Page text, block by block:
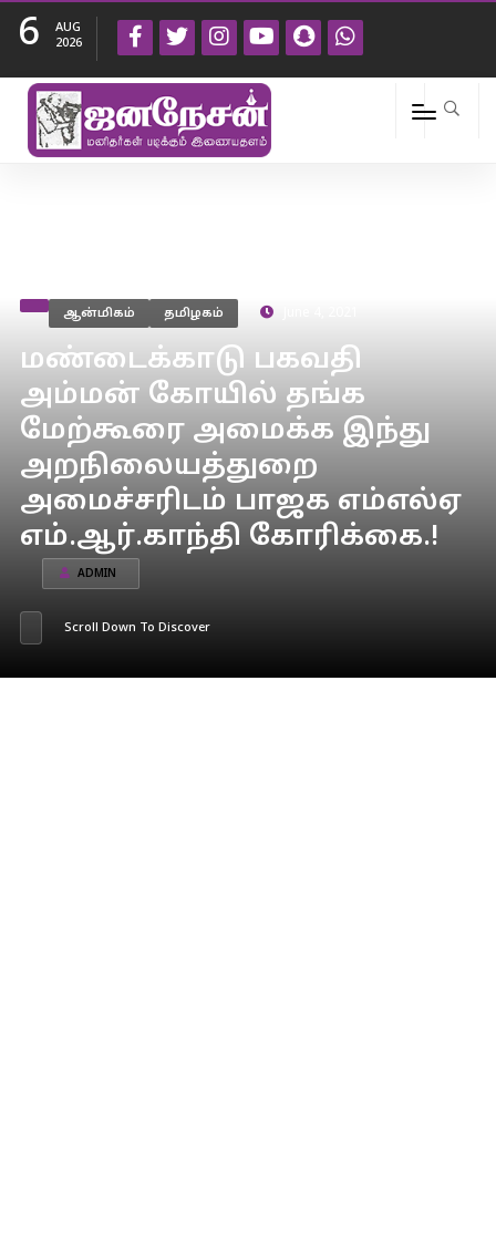
6
AUG
2026
ஆன்மிகம் தமிழகம்
மண்டைக்காடு பகவதி
அம்மன் கோயில் தங்க
மேற்கூரை அமைக்க இந்து
அறநிலையத்துறை
அமைச்சரிடம் பாஜக எம்எல்ஏ
எம்.ஆர்.காந்தி கோரிக்கை.!
ADMIN
Scroll Down To Discover